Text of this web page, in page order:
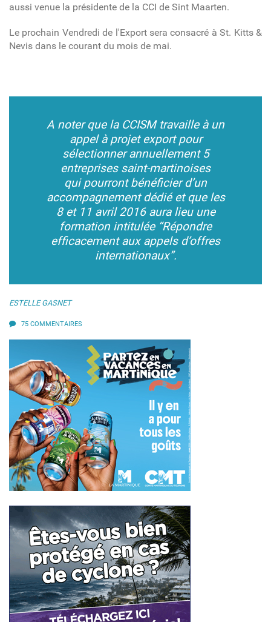
aussi venue la présidente de la CCI de Sint Maarten.
Le prochain Vendredi de l'Export sera consacré à St. Kitts &
Nevis dans le courant du mois de mai.
A noter que la CCISM travaille à un
appel à projet export pour
sélectionner annuellement 5
entreprises saint-martinoises
qui pourront bénéficier d’un
accompagnement dédié et que les
8 et 11 avril 2016 aura lieu une
formation intitulée “Répondre
efficacement aux appels d’offres
internationaux”.
ESTELLE GASNET
75 COMMENTAIRES